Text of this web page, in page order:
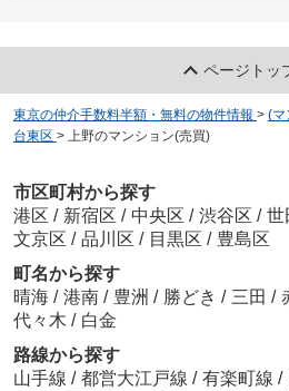
ページトッ
東京の仲介手数料半額・無料の物件情報 > (マ
台東区 > 上野のマンション(売買)
市区町村から探す
港区 / 新宿区 / 中央区 / 渋谷区 / 世
文京区 / 品川区 / 目黒区 / 豊島区
町名から探す
晴海 / 港南 / 豊洲 / 勝どき / 三田 /
代々木 / 白金
路線から探す
山手線 / 都営大江戸線 / 有楽町線 /